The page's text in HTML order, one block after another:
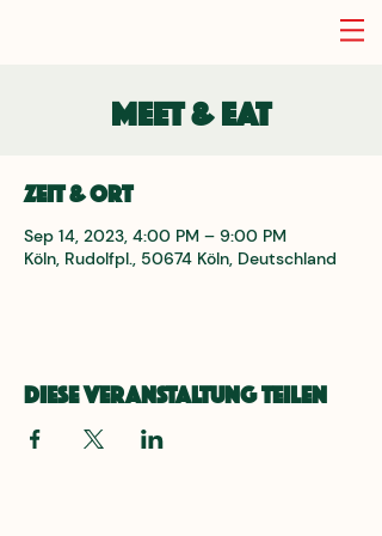
Meet & Eat
Zeit & Ort
Sep 14, 2023, 4:00 PM – 9:00 PM
Köln, Rudolfpl., 50674 Köln, Deutschland
Diese Veranstaltung teilen